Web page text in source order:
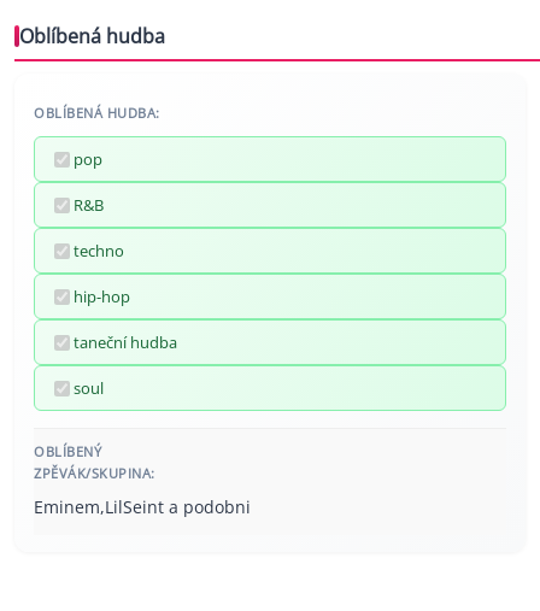
Oblíbená hudba
OBLÍBENÁ HUDBA:
pop
R&B
techno
hip-hop
taneční hudba
soul
OBLÍBENÝ
ZPĚVÁK/SKUPINA:
Eminem,LilSeint a podobni